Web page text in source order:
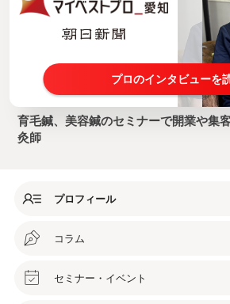
プロのインタビューを
育毛鍼、美容鍼のセミナーで開業や集
灸師
プロフィール
コラム
セミナー・イベント